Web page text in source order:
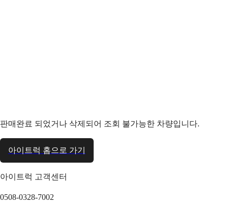
판매완료 되었거나 삭제되어 조회 불가능한 차량입니다.
아이트럭 홈으로 가기
아이트럭 고객센터
0508-0328-7002